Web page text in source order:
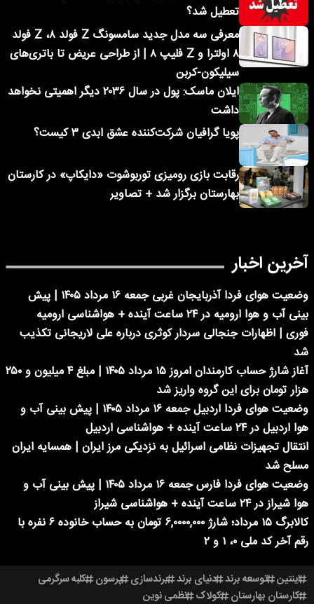
تعطیل شد؟
معرفی سه مدل جدید سامسونگ Z فولد ۸، Z فولد
۸ اولترا و Z فلیپ ۸ | از طراحی عریض تا باتری‌های
سیلیکون-کربن
ایلان ماسک: پول در سال ۲۰۳۶ دیگر اهمیتی نخواهد
داشت
پویا گرافیان شرکت‌کننده عشق ابدی ۳ کیست؟
رقابت بازی رومیزی توربوشوت «دایکاپ» در کارستان
بهارستان برگزار شد + تصاویر
آخرین اخبار
وضعیت هوای فردا آذربایجان غربی جمعه ۱۶ مرداد ۱۴۰۵ | پیش
بینی آب و هوا ارومیه در ۲۴ ساعت آینده + هواشناسی ارومیه
فوری | اظهارات جنجالی سردار کوثری درباره علی لاریجانی تکذیب
شد
آغاز شارژ حساب کارمندان امروز ۱۵ مرداد ۱۴۰۵ | مبلغ ۴ میلیون و ۲۵۰
هزار تومان برای این گروه واریز شد
وضعیت هوای فردا اردبیل جمعه ۱۶ مرداد ۱۴۰۵ | پیش بینی آب و
هوا اردبیل در ۲۴ ساعت آینده + هواشناسی اردبیل
انتقال تجهیزات نظامی اسرائیل به نزدیکی مرز ایران | همسایه ایران
مسلح شد
وضعیت هوای فردا فارس جمعه ۱۶ مرداد ۱۴۰۵ | پیش بینی آب و
هوا شیراز در ۲۴ ساعت آینده + هواشناسی شیراز
کالابرگ ۱۵ مرداد؛ شارژ ۶,۰۰۰۰,۰۰۰ تومان به حساب خانوده ۶ نفره با
رقم آخر کد ملی ۰، ۱ و ۲
اینتین توسعه برند دنیای برند برندسازی پرسون کلبه سرگرمی
کارستان بهارستان کولاک نظمی نوین